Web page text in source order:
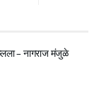
– नागराज मंजुळे